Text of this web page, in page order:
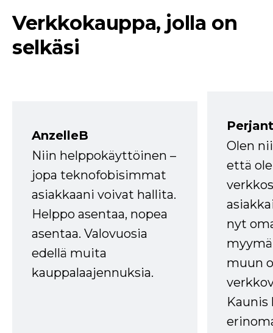
Verkkokauppa, jolla on
selkäsi
AnzelleB
Niin helppokäyttöinen –
jopa teknofobisimmat
asiakkaani voivat hallita.
Helppo asentaa, nopea
asentaa. Valovuosia
edellä muita
kauppalaajennuksia.
Olen
että
nyt
muun
Kaunis